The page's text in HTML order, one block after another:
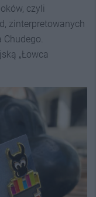
czyli
zinterpretowanych
Chudego.
„Łowca